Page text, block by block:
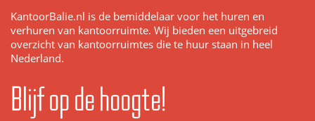
KantoorBalie.nl is de bemiddelaar voor het huren en
verhuren van kantoorruimte. Wij bieden een uitgebreid
overzicht van kantoorruimtes die te huur staan in heel
Nederland.
Blijf op de hoogte!